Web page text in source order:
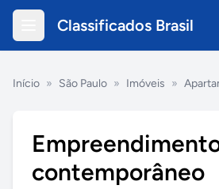
Classificados Brasil
Início » São Paulo » Imóveis »
contemporâneo